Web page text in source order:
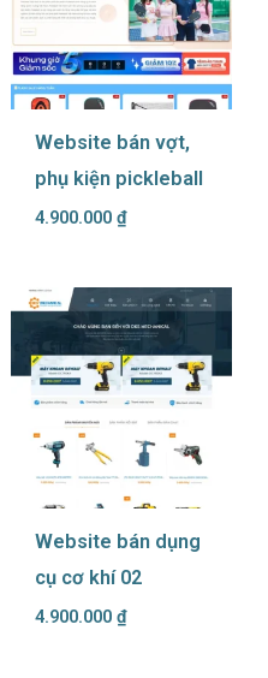
Website bán vợt,
phụ kiện pickleball
4.900.000 ₫
Website bán dụng
cụ cơ khí 02
4.900.000 ₫